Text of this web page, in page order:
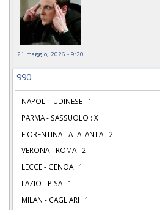
21 maggio, 2026 - 9:20
990
NAPOLI - UDINESE : 1
PARMA - SASSUOLO : X
FIORENTINA - ATALANTA : 2
VERONA - ROMA : 2
LECCE - GENOA : 1
LAZIO - PISA : 1
MILAN - CAGLIARI : 1